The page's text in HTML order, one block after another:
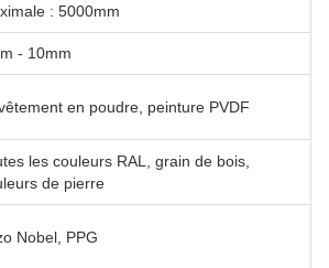
: 5000mm
- 10mm
en poudre, peinture PVDF
les couleurs RAL, grain de bois,
de pierre
Nobel, PPG